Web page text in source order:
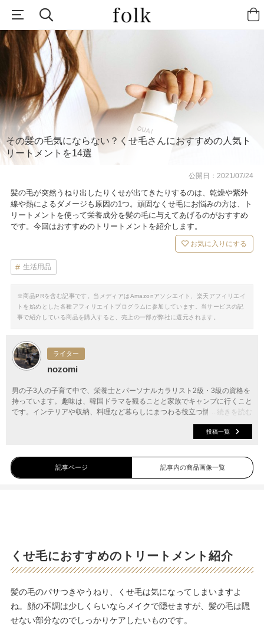
その髪の毛気にならない？くせ毛さんにおすすめの人気ト
リートメントを14選
公開日：2021/07/24
髪の毛が突然うねり出したりくせが出てきたりするのは、乾燥や紫外
線や熱によるダメージも原因の1つ。頑固なくせ毛にお悩みの方は、ト
リートメントを使って栄養成分を髪の毛に与えてあげるのがおすすめ
です。今回はおすすめのトリートメントを紹介します。
お気に入りにする
生活用品
※商品PRを含む記事です。当メディアはAmazonアソシエイト、楽天アフィリエイ
トを始めとした各種アフィリエイトプログラムに参加しています。当サービスの記
事で紹介している商品を購入すると、売上の一部が弊社に還元されます。
ライター
nozomi
...続きを読む
男の子3人の子育て中で、栄養士とパーソナルカラリスト2級・3級の資格を
持っています。趣味は、韓国ドラマを観ることと家族でキャンプに行くこと
です。インテリアや収納、料理など暮らしにまつわる役立つ情報をお届けし
投稿一覧
記事ページ 記事内の商品画像一覧
くせ毛におすすめのトリートメント紹介
髪の毛のパサつきやうねり、くせ毛は気になってしまいますよ
ね。顔の不調は少しくらいならメイクで隠せますが、髪の毛は隠
せない部分なのでしっかりケアしたいものです。